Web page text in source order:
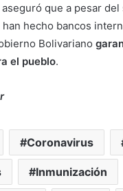
que a pesar
hecho bancos
Bolivariano
el pueblo.
Coronavirus
Inmunización